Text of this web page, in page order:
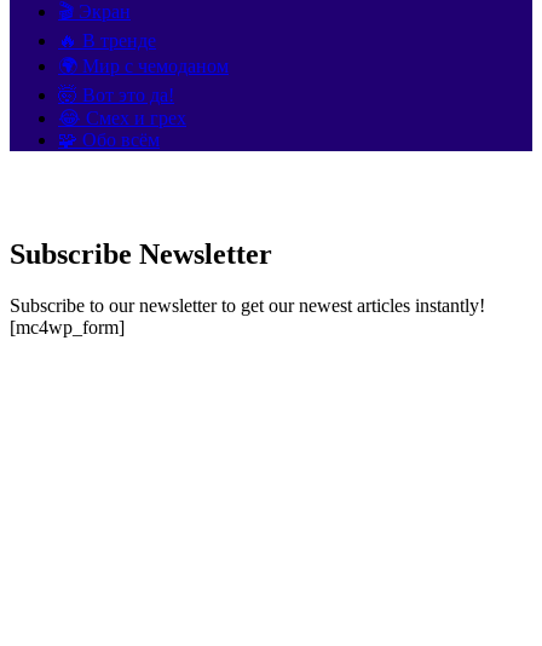
🎬 Экран
🔥 В тренде
🌍 Мир с чемоданом
🤯 Вот это да!
😂 Смех и грех
🧩 Обо всём
Subscribe Newsletter
Subscribe to our newsletter to get our newest articles instantly!
[mc4wp_form]